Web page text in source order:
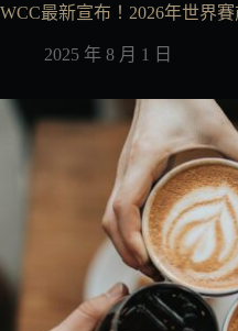
WCC最新宣布！2026年世界
2025 年 8 月 1 日